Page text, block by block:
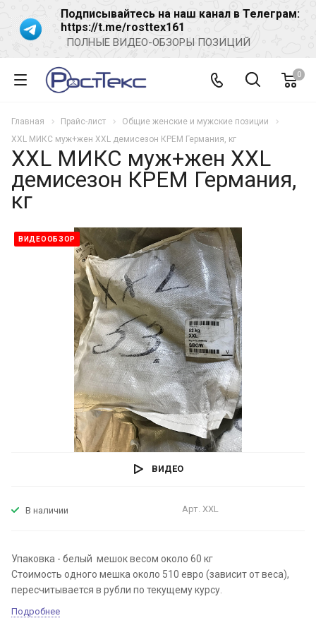
Подписывайтесь на наш канал в Телеграм:
https://t.me/rosttex161
ПОЛНЫЕ ВИДЕО-ОБЗОРЫ ПОЗИЦИЙ
0
Главная Прайс-лист
Общие женские и мужские позиции
XXL МИКС муж+жен XXL демисезон КРЕМ Германия, кг
XXL МИКС муж+жен XXL
демисезон КРЕМ Германия,
кг
ВИДЕООБЗОР
ВИДЕО
В наличии Арт. XXL
Упаковка - белый мешок весом около 60 кг
Стоимость одного мешка около 510 евро (зависит от веса),
пересчитывается в рубли по текущему курсу.
Подробнее